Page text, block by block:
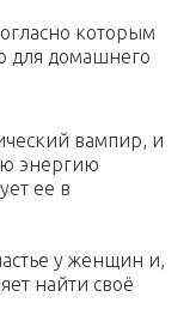
которым
для домашнего
вампир, и
энергию
ее в
у женщин и,
найти своё